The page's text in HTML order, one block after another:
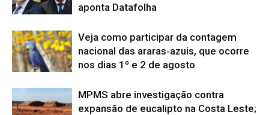
aponta Datafolha
Veja como participar da contagem
nacional das araras‑azuis, que ocorre
nos dias 1º e 2 de agosto
MPMS abre investigação contra
expansão de eucalipto na Costa Leste;